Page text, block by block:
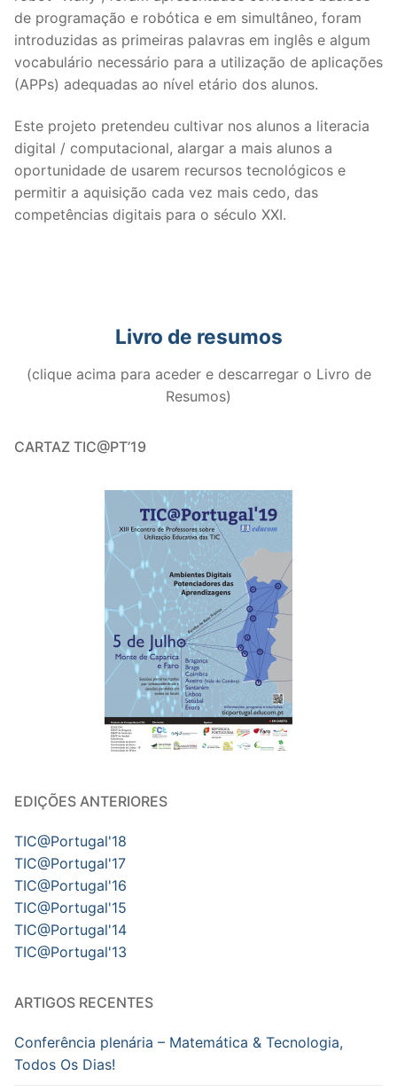
de programação e robótica e em simultâneo, foram
introduzidas as primeiras palavras em inglês e algum
vocabulário necessário para a utilização de aplicações
(APPs) adequadas ao nível etário dos alunos.
Este projeto pretendeu cultivar nos alunos a literacia
digital / computacional, alargar a mais alunos a
oportunidade de usarem recursos tecnológicos e
permitir a aquisição cada vez mais cedo, das
competências digitais para o século XXI.
Livro de resumos
(clique acima para aceder e descarregar o Livro de
Resumos)
CARTAZ TIC@PT’19
EDIÇÕES ANTERIORES
TIC@Portugal'18
TIC@Portugal'17
TIC@Portugal'16
TIC@Portugal'15
TIC@Portugal'14
TIC@Portugal'13
ARTIGOS RECENTES
Conferência plenária – Matemática & Tecnologia,
Todos Os Dias!